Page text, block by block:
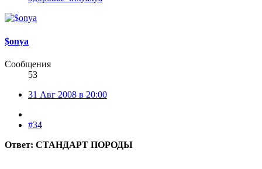
$onya
Сообщения
53
31 Авг 2008 в 20:00
#34
Ответ: СТАНДАРТ ПОРОДЫ